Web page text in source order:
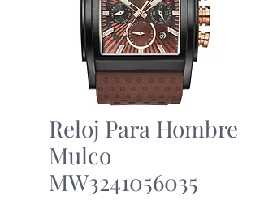
Reloj Para Hombre
Mulco
MW3241056035